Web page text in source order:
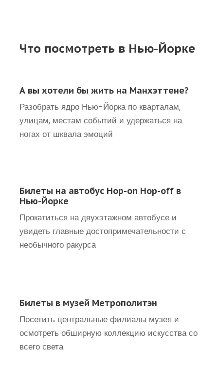
Что посмотреть в Нью-Йорке
А вы хотели бы жить на Манхэттене?
Разобрать ядро Нью-Йорка по кварталам,
улицам, местам событий и удержаться на
ногах от шквала эмоций
Билеты на автобус Hop-on Hop-off в
Нью-Йорке
Прокатиться на двухэтажном автобусе и
увидеть главные достопримечательности с
необычного ракурса
Билеты в музей Метрополитэн
Посетить центральные филиалы музея и
осмотреть обширную коллекцию искусства со
всего света